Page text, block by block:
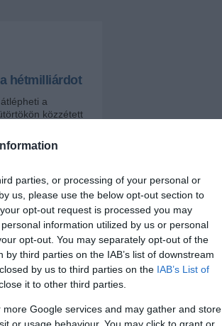
parties, or processing of your personal or
us, please use the below opt-out section to
opt-out request is processed you may
information utilized by us or personal
opt-out. You may separately opt-out of the
third parties on the IAB’s list of downstream
by us to third parties on the IAB’s List of
it to other third parties.
Google services and may gather and store
or usage behaviour. You may click to grant or
hétmilliárdot
a
közzétett
adatok azt
az
iránt, amit
esése ösztönöz.
esik a
közzétett
százalékos lesz